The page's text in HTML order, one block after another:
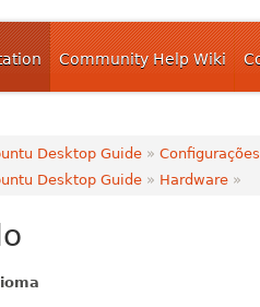
Community Help Wiki
Desktop Guide » Configurações
Desktop Guide » Hardware »